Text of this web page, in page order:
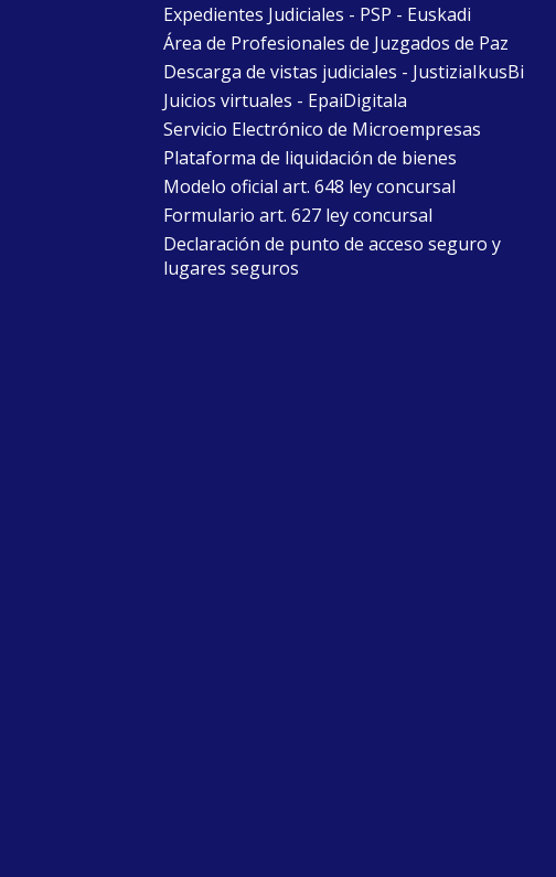
Expedientes Judiciales - PSP - Euskadi
Área de Profesionales de Juzgados de Paz
Descarga de vistas judiciales - JustiziaIkusBi
Juicios virtuales - EpaiDigitala
Servicio Electrónico de Microempresas
Plataforma de liquidación de bienes
Modelo oficial art. 648 ley concursal
Formulario art. 627 ley concursal
Declaración de punto de acceso seguro y
lugares seguros